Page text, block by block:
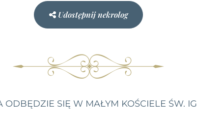
Udostępnij nekrolog
ODBĘDZIE SIĘ W MAŁYM KOŚCIELE ŚW.